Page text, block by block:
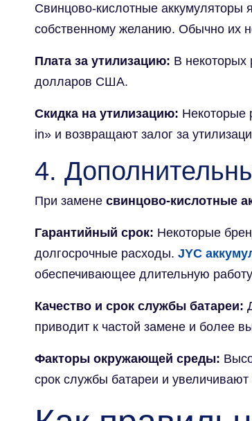
Свинцово-кислотные аккумуляторы
собственному желанию. Обычно их
Плата за утилизацию: В некоторых
долларов США.
Скидка на утилизацию: Некоторые
in» и возвращают залог за
4.
При замене свинцово-кислотные
Гарантийный срок: Некоторые
долгосрочные расходы. JYC
обеспечивающее длительную
Качество и срок службы батареи:
приводит к частой замене и более
Факторы окружающей среды:
срок службы батареи и увеличивают